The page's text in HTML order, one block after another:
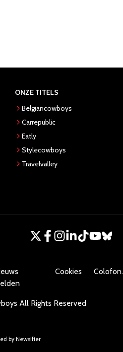
ONZE TITELS
Belgiancowboys
Carrepublic
Eatly
Stylecowboys
Travelvalley
Cookies Colofon.
All Rights Reserved
by Newsifier